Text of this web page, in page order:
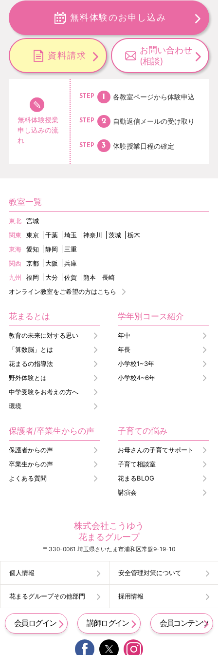
無料体験のお申し込み
資料請求
お問い合わせ
(相談)
無料体験授業
申し込みの流
れ
STEP 各教室ページから体験申込
STEP 自動返信メールの受け取り
STEP 体験授業日程の確定
教室一覧
東北
宮城
関東
東京 千葉 埼玉 神奈川 茨城
栃木
東海
愛知 静岡
三重
関西
京都 大阪
兵庫
九州
福岡 大分 佐賀 熊本
長崎
オンライン教室をご希望の方はこちら
花まるとは
教育の未来に対する思い
「算数脳」とは
花まるの指導法
野外体験とは
中学受験をお考えの方へ
環境
学年別コース紹介
年中
年長
小学校1~3年
小学校4~6年
保護者/卒業生からの声
保護者からの声
卒業生からの声
よくある質問
子育ての悩み
お母さんの子育てサポート
子育て相談室
花まるBLOG
講演会
株式会社こうゆう
花まるグループ
〒330-0061 埼玉県さいたま市浦和区常盤9-19-10
個人情報 安全管理対策について
花まるグループその他部門 採用情報
会員ログイン 講師ログイン 会員コンテンツ
 